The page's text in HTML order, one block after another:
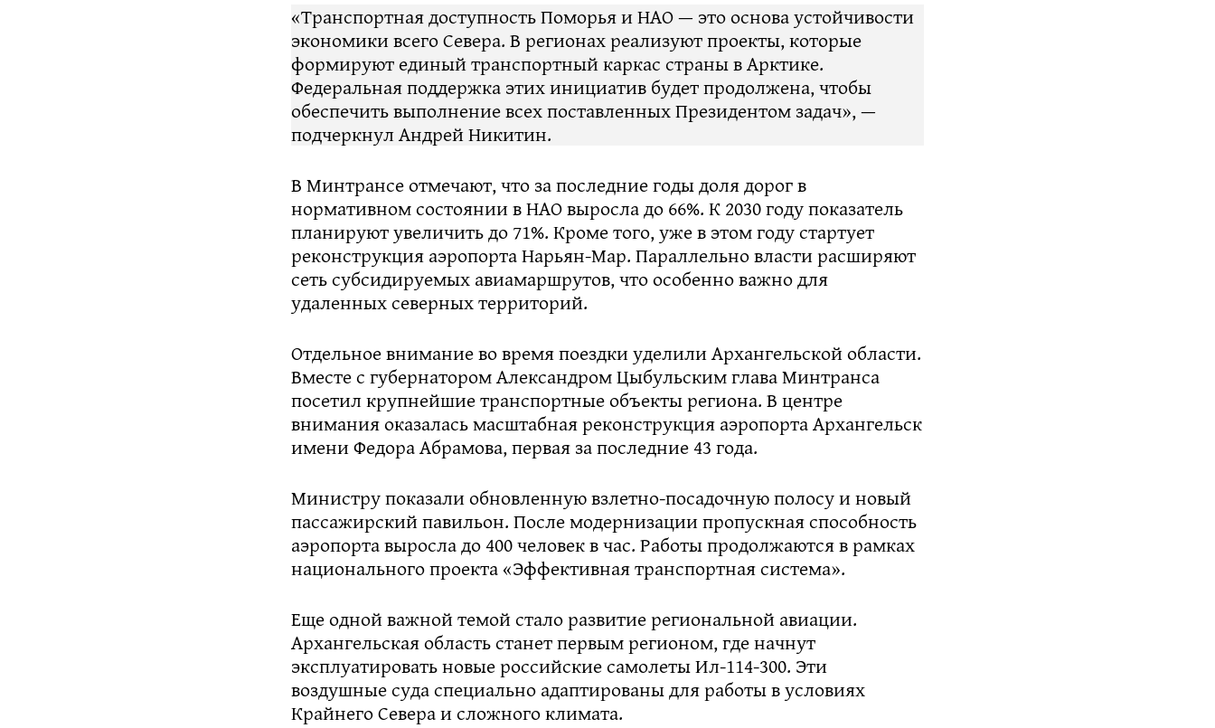
«Транспортная доступность Поморья и НАО — это основа устойчивости
экономики всего Севера. В регионах реализуют проекты, которые
формируют единый транспортный каркас страны в Арктике.
Федеральная поддержка этих инициатив будет продолжена, чтобы
обеспечить выполнение всех поставленных Президентом задач», —
подчеркнул Андрей Никитин.
В Минтрансе отмечают, что за последние годы доля дорог в
нормативном состоянии в НАО выросла до 66%. К 2030 году показатель
планируют увеличить до 71%. Кроме того, уже в этом году стартует
реконструкция аэропорта Нарьян-Мар. Параллельно власти расширяют
сеть субсидируемых авиамаршрутов, что особенно важно для
удаленных северных территорий.
Отдельное внимание во время поездки уделили Архангельской области.
Вместе с губернатором Александром Цыбульским глава Минтранса
посетил крупнейшие транспортные объекты региона. В центре
внимания оказалась масштабная реконструкция аэропорта Архангельск
имени Федора Абрамова, первая за последние 43 года.
Министру показали обновленную взлетно-посадочную полосу и новый
пассажирский павильон. После модернизации пропускная способность
аэропорта выросла до 400 человек в час. Работы продолжаются в рамках
национального проекта «Эффективная транспортная система».
Еще одной важной темой стало развитие региональной авиации.
Архангельская область станет первым регионом, где начнут
эксплуатировать новые российские самолеты Ил-114-300. Эти
воздушные суда специально адаптированы для работы в условиях
Крайнего Севера и сложного климата.